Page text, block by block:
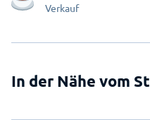
Verkauf
In der Nähe vom